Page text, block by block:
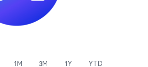
1M 3M 1Y YTD